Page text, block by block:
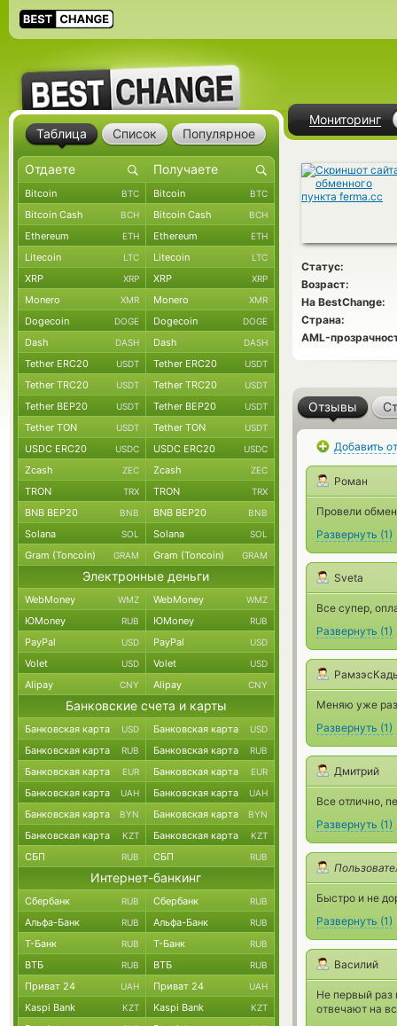
Мониторинг
Статус:
Возраст:
На BestChange:
Страна:
AML-
Отзывы
Добавить
Роман
Провели
Развернуть (1)
Sveta
Все супер,
Развернуть (1)
Меняю уже раз
Развернуть (1)
Дмитрий
Все отлично,
Развернуть (1)
Быстро и не
Развернуть (1)
Василий
Не первый раз
отвечают на
Таблица Список Популярное
Bitcoin BTC Bitcoin BTC
Bitcoin Cash BCH Bitcoin Cash BCH
Ethereum ETH Ethereum ETH
Litecoin LTC Litecoin LTC
XRP XRP XRP XRP
Monero XMR Monero XMR
Dogecoin DOGE Dogecoin DOGE
Dash DASH Dash DASH
Tether ERC20 USDT Tether ERC20 USDT
Tether TRC20 USDT Tether TRC20 USDT
Tether BEP20 USDT Tether BEP20 USDT
Tether TON USDT Tether TON USDT
USDC ERC20 USDC USDC ERC20 USDC
Zcash ZEC Zcash ZEC
TRON TRX TRON TRX
BNB BEP20 BNB BNB BEP20 BNB
Solana SOL Solana SOL
Gram (Toncoin) GRAM Gram (Toncoin) GRAM
Электронные деньги
WebMoney WMZ WebMoney WMZ
ЮMoney RUB ЮMoney RUB
PayPal USD PayPal USD
Volet USD Volet USD
Alipay CNY Alipay CNY
Банковские счета и карты
Банковская карта USD Банковская карта USD
Банковская карта RUB Банковская карта RUB
Банковская карта EUR Банковская карта EUR
Банковская карта UAH Банковская карта UAH
Банковская карта BYN Банковская карта BYN
Банковская карта KZT Банковская карта KZT
СБП RUB СБП RUB
Интернет-банкинг
Сбербанк RUB Сбербанк RUB
Альфа-Банк RUB Альфа-Банк RUB
Т-Банк RUB Т-Банк RUB
ВТБ RUB ВТБ RUB
Приват 24 UAH Приват 24 UAH
Kaspi Bank KZT Kaspi Bank KZT